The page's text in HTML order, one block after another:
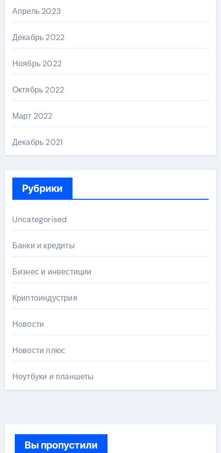
Апрель 2023
Декабрь 2022
Ноябрь 2022
Октябрь 2022
Март 2022
Декабрь 2021
Рубрики
Uncategorised
Банки и кредиты
Бизнес и инвестиции
Криптоиндустрия
Новости
Новости плюс
Ноутбуки и планшеты
Вы пропустили